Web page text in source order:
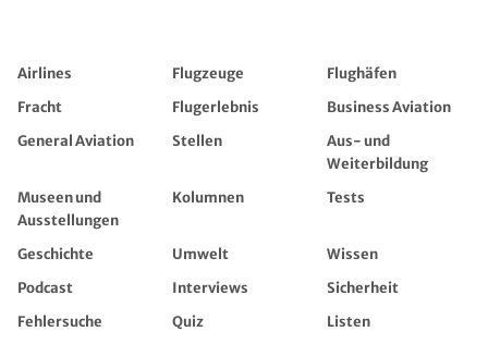
Airlines Flugzeuge
Flughäfen
Fracht
Flugerlebnis
Business Aviation
General Aviation
Stellen
Aus- und
Weiterbildung
Museen und
Ausstellungen
Kolumnen Tests
Geschichte Umwelt
Wissen
Podcast
Interviews
Sicherheit
Fehlersuche
Quiz
Listen